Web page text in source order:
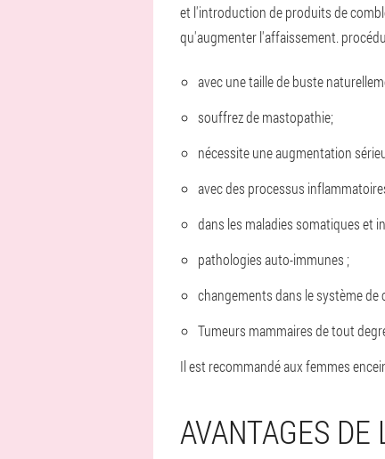
et l'introduction de produits de
qu'augmenter l'affaissement.
avec une taille de buste
souffrez de mastopathie;
nécessite une augmentation
avec des processus
dans les maladies somatiques et
pathologies auto-immunes ;
changements dans le système de
Tumeurs mammaires de tout
Il est recommandé aux femmes
AVANTAGES DE